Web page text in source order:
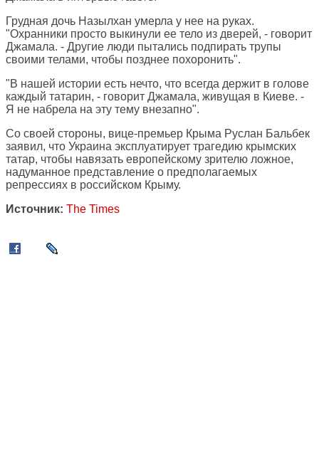
Грудная дочь Назылхан умерла у нее на руках.
"Охранники просто выкинули ее тело из дверей, - говорит
Джамала. - Другие люди пытались подпирать трупы
своими телами, чтобы позднее похоронить".
"В нашей истории есть нечто, что всегда держит в голове
каждый татарин, - говорит Джамала, живущая в Киеве. -
Я не набрела на эту тему внезапно".
Со своей стороны, вице-премьер Крыма Руслан Бальбек
заявил, что Украина эксплуатирует трагедию крымских
татар, чтобы навязать европейскому зрителю ложное,
надуманное представление о предполагаемых
репрессиях в российском Крыму.
Источник: The Times